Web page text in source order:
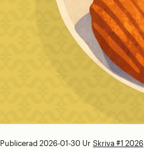
Publicerad 2026-01-30 Ur Skriva #1 2026